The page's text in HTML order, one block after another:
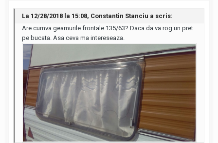
La 12/28/2018 la 15:08, Constantin Stanciu a scris:
Are cumva geamurile frontale 135/63? Daca da va rog un pret
pe bucata. Asa ceva ma intereseaza.